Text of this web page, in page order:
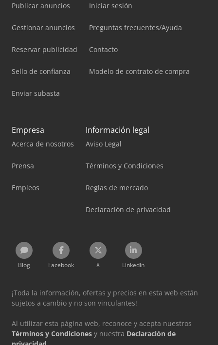
Publicar anuncios
Gestionar anuncios
Reservar publicidad
Sello de confianza
Enviar subasta
Iniciar sesión
Preguntas frecuentes/Ayuda
Contacto
Modelo de contrato de compra
Empresa
Acerca de nosotros
Prensa
Empleos
Información legal
Aviso Legal
Términos y Condiciones
Reglas de mercado
Declaración de privacidad
Blog Facebook X LinkedIn
¡Toda la información, ofertas y precios en esta web están
sujetos a cambio y no son vinculantes!
Al utilizar esta página web, reconoce y acepta nuestros
Términos y Condiciones y nuestra Declaración de